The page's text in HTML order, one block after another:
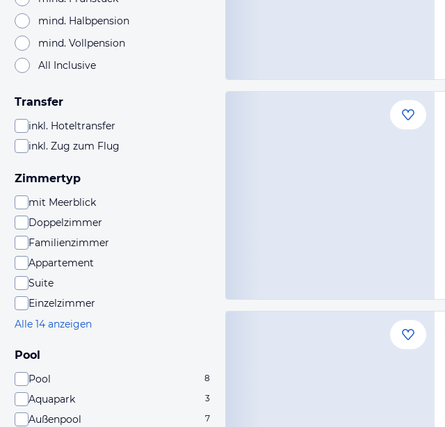
mind. Halbpension
mind. Vollpension
All Inclusive
Transfer
inkl. Hoteltransfer
inkl. Zug zum Flug
Zimmertyp
mit Meerblick
Doppelzimmer
Familienzimmer
Appartement
Suite
Einzelzimmer
Alle 14 anzeigen
Pool
Pool 8
Aquapark 3
Außenpool 7